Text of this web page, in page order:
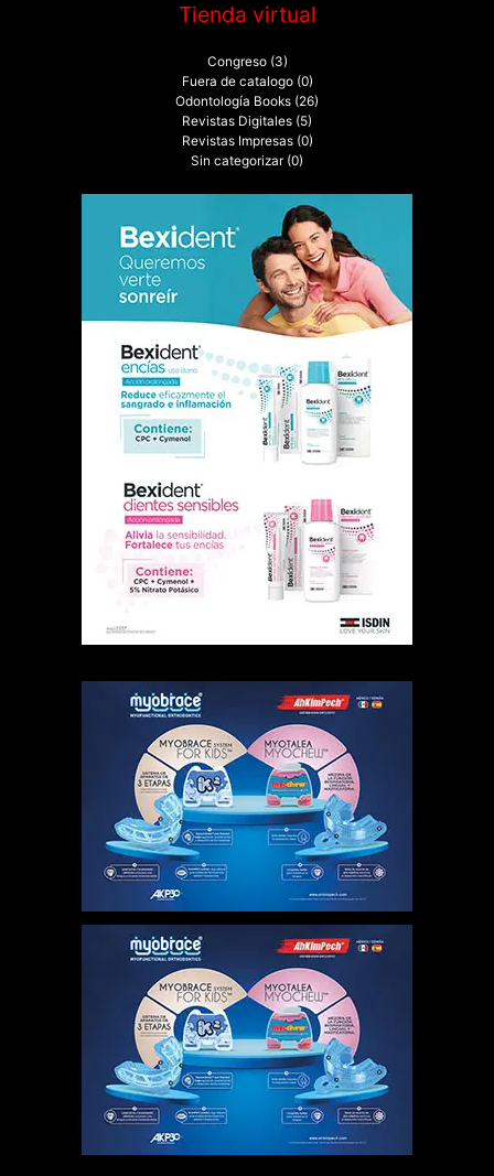
Tienda virtual
Congreso (3)
Fuera de catalogo (0)
Odontología Books (26)
Revistas Digitales (5)
Revistas Impresas (0)
Sin categorizar (0)